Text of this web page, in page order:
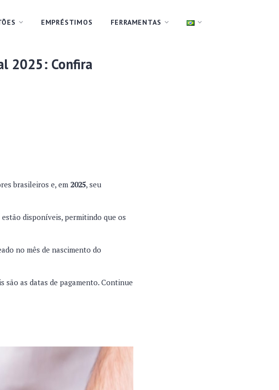
EMPRÉSTIMOS FERRAMENTAS
2025: Confira
brasileiros e, em 2025, seu
disponíveis, permitindo que os
no mês de nascimento do
são as datas de pagamento. Continue